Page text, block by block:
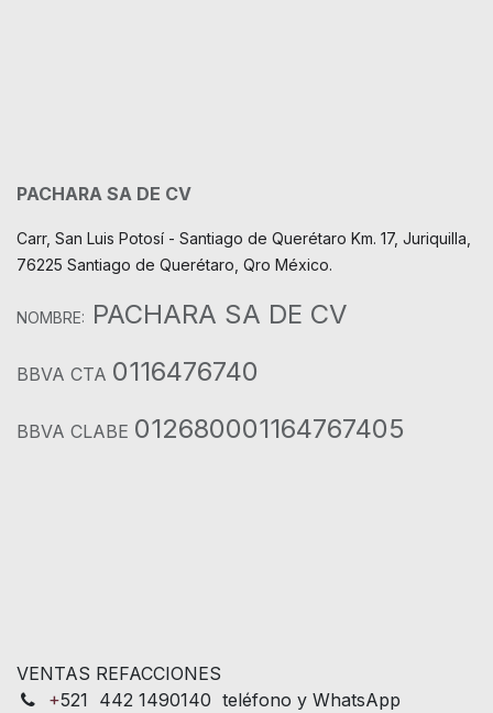
PACHARA SA DE CV
Carr, San Luis Potosí - Santiago de Querétaro Km. 17, Juriquilla,
76225 Santiago de Querétaro, Qro México.
NOMBRE: PACHARA SA DE CV
BBVA CTA 0116476740
BBVA CLABE 012680001164767405
VENTAS REFACCIONES
+521 442 1490140 teléfono y WhatsApp